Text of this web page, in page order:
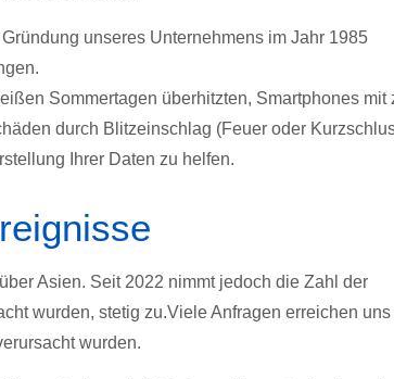
unseres Unternehmens im Jahr 1985
Sommertagen überhitzten, Smartphones mit
durch Blitzeinschlag (Feuer oder
Ihrer Daten zu helfen.
Asien. Seit 2022 nimmt jedoch die Zahl der
wurden, stetig zu.Viele Anfragen erreichen uns
wurden.